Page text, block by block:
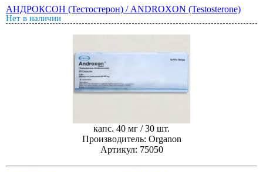
АНДРОКСОН (Тестостерон) / ANDROXON (Testosterone)
Нет в наличии
капс. 40 мг / 30 шт.
Производитель: Organon
Артикул: 75050